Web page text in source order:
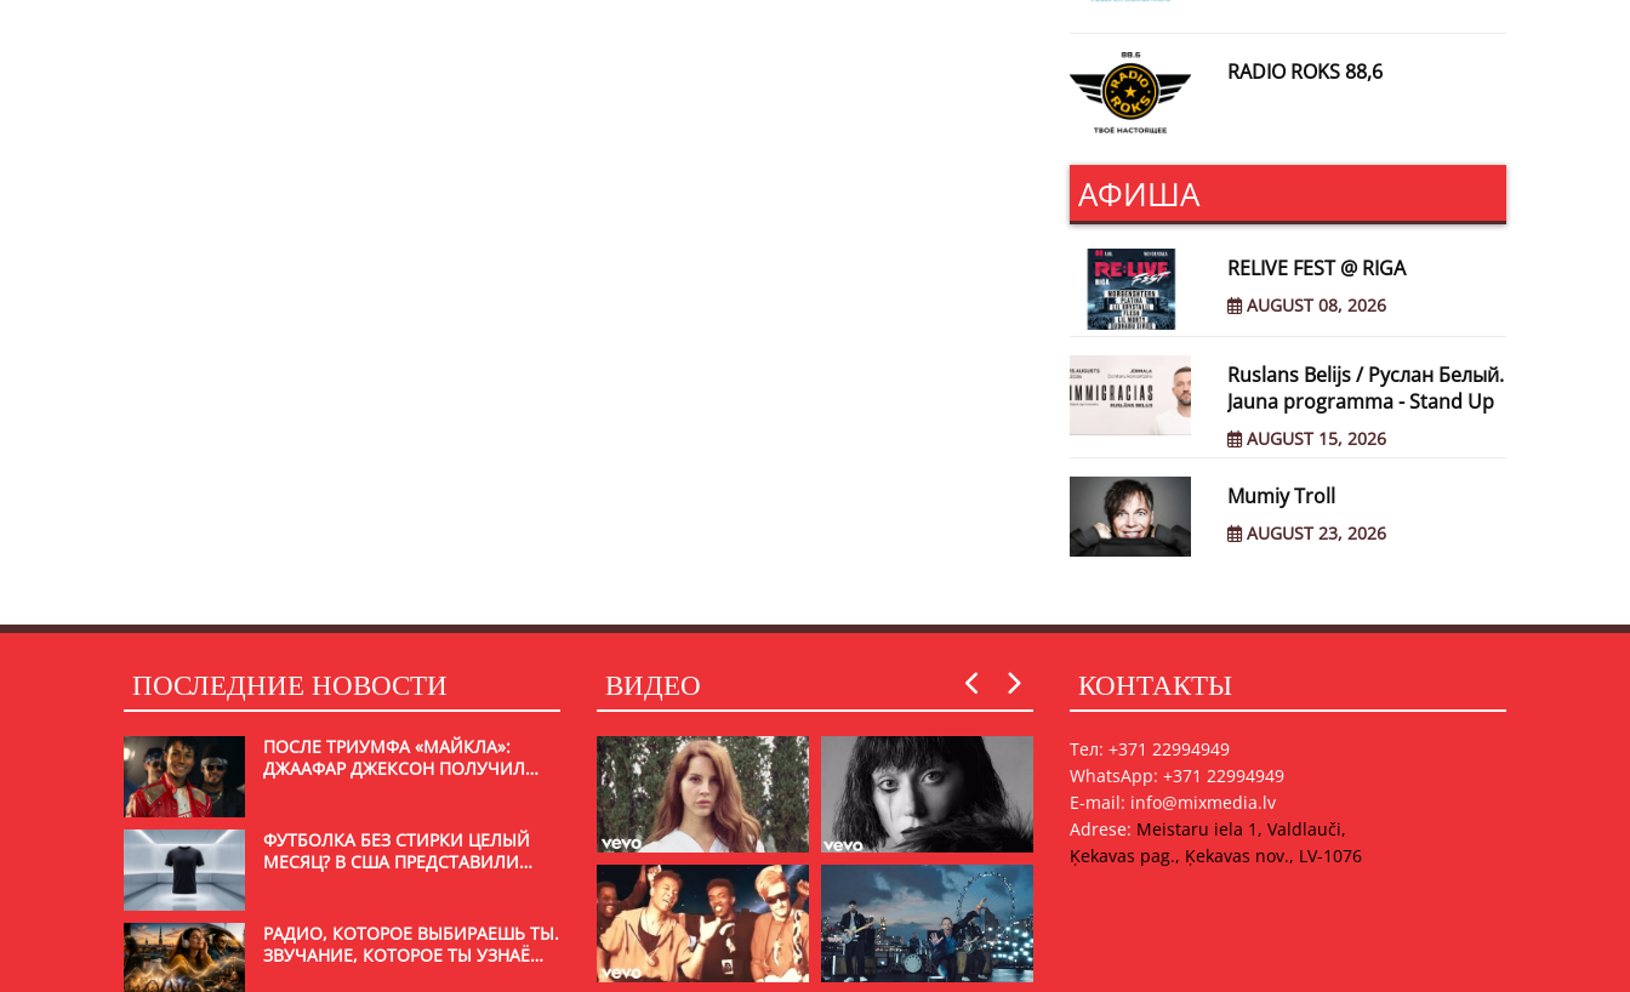
RADIO ROKS 88,6
АФИША
RELIVE FEST @ RIGA
AUGUST 08, 2026
Ruslans Belijs / Руслан Белый.
Jauna programma - Stand Up
AUGUST 15, 2026
Mumiy Troll
AUGUST 23, 2026
ПОСЛЕДНИЕ НОВОСТИ
ПОСЛЕ ТРИУМФА «МАЙКЛА»:
ДЖААФАР ДЖЕКСОН ПОЛУЧИЛ
ФУТБОЛКА БЕЗ СТИРКИ ЦЕЛЫЙ
МЕСЯЦ? В США ПРЕДСТАВИЛИ
РАДИО, КОТОРОЕ ВЫБИРАЕШЬ ТЫ.
ЗВУЧАНИЕ, КОТОРОЕ ТЫ УЗНАЁШЬ
ВИДЕО КОНТАКТЫ
Тел: +371 22994949
WhatsApp: +371 22994949
E-mail: info@mixmedia.lv
Adrese: Meistaru iela 1, Valdlauči,
Ķekavas pag., Ķekavas nov., LV-1076